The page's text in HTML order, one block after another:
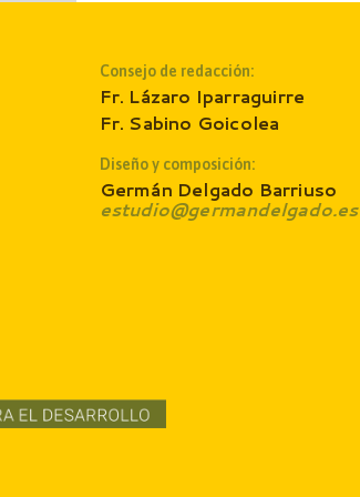
Consejo de redacción:
Fr. Lázaro Iparraguirre
Fr. Sabino Goicolea
Diseño y composición:
Germán Delgado Barriuso
estudio@germandelgado.es